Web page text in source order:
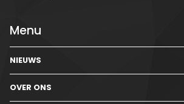
Menu
NIEUWS
OVER ONS